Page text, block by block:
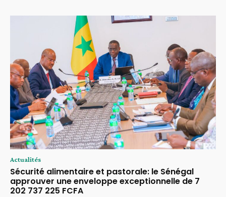
Actualités
Sécurité alimentaire et pastorale: le Sénégal
approuver une enveloppe exceptionnelle de 7
202 737 225 FCFA